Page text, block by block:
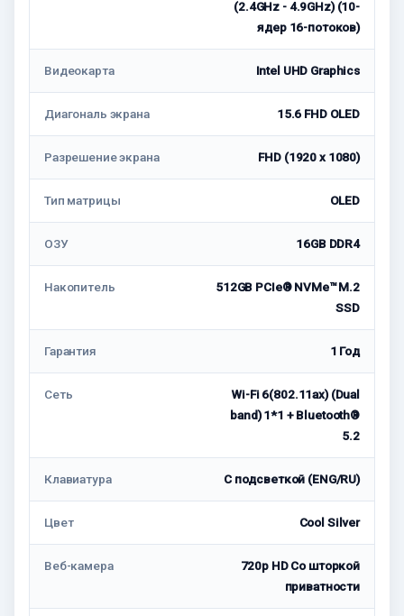
(2.4GHz - 4.9GHz) (10-
ядер 16-потоков)
Видеокарта Intel UHD Graphics
Диагональ экрана 15.6 FHD OLED
Разрешение экрана FHD (1920 x 1080)
Тип матрицы OLED
ОЗУ 16GB DDR4
Накопитель
512GB PCIe® NVMe™ M.2
SSD
Гарантия 1 Год
Сеть
Wi-Fi 6(802.11ax) (Dual
band) 1*1 + Bluetooth®
5.2
Клавиатура С подсветкой (ENG/RU)
Цвет Cool Silver
Веб-камера
720p HD Со шторкой
приватности